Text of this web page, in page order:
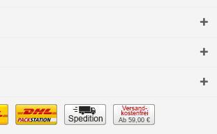
Ab 59,00 €